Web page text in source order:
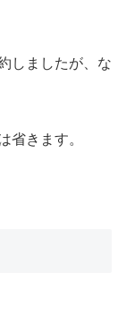
しましたが、な
省きます。